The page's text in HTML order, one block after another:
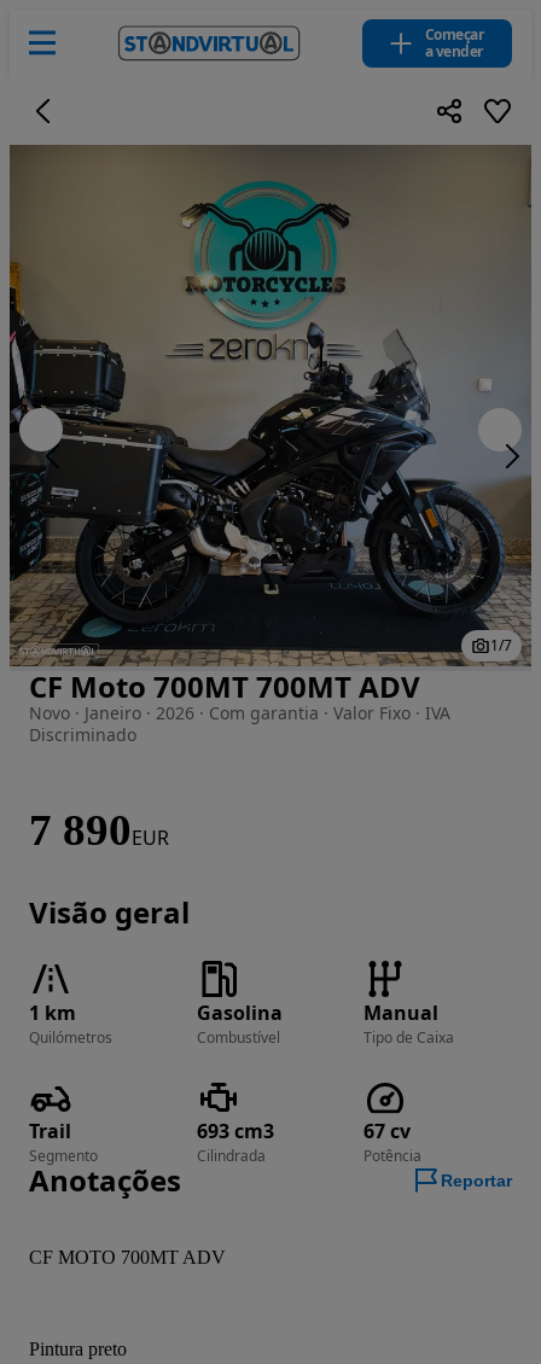
Começar
a vender
Imagem 1 de 7
1/7
CF Moto 700MT 700MT ADV
Novo · Janeiro · 2026 · Com garantia · Valor Fixo · IVA
Discriminado
7 890EUR
Visão geral
1 km
Quilómetros
Gasolina
Combustível
Manual
Tipo de Caixa
Trail
Segmento
693 cm3
Cilindrada
67 cv
Potência
Anotações Reportar
CF MOTO 700MT ADV
Pintura preto